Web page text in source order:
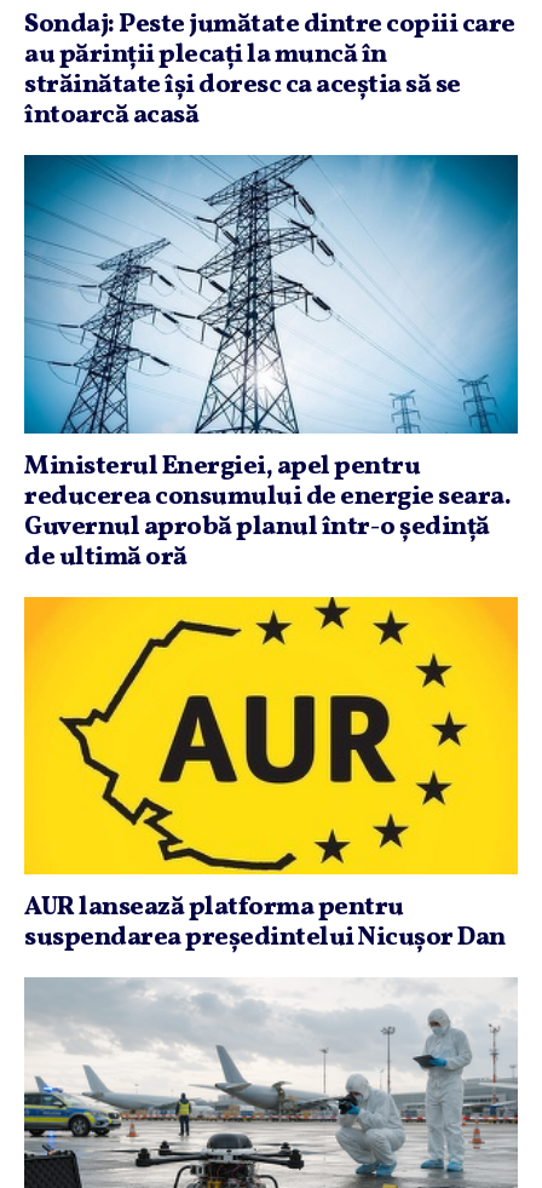
Sondaj: Peste jumătate dintre copiii care
au părinţii plecaţi la muncă în
străinătate îşi doresc ca aceştia să se
întoarcă acasă
Ministerul Energiei, apel pentru
reducerea consumului de energie seara.
Guvernul aprobă planul într-o şedinţă
de ultimă oră
AUR lansează platforma pentru
suspendarea preşedintelui Nicuşor Dan